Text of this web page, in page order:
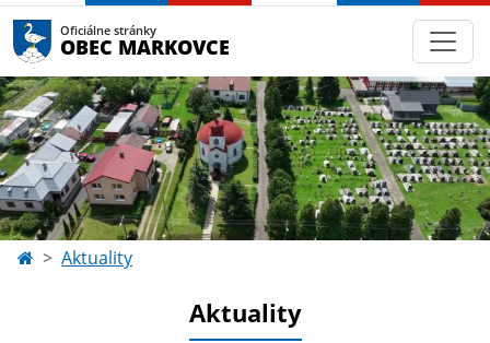
Oficiálne stránky
OBEC MARKOVCE
Aktuality
Aktuality